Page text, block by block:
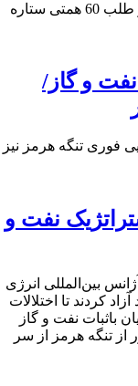
نداشته است. او در این نشست همچنین از تهاتر طلب 60 همتی ستاره
و گاز/
فوری تنگه هرمز نیز
نفت و
۳۲ کشور عضو آژانس بین‌المللی انرژی
کردند تا اختلالات
باثبات نفت و گاز
از تنگه هرمز از سر